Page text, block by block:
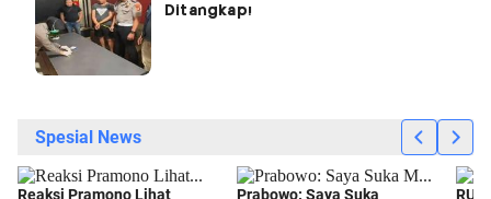
Ditangkap!